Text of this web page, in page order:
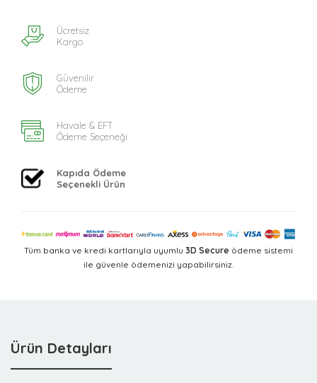
Ücretsiz
Kargo
Güvenilir
Ödeme
Havale & EFT
Ödeme Seçeneği
Kapıda Ödeme
Seçenekli Ürün
Tüm banka ve kredi kartlarıyla uyumlu 3D Secure ödeme sistemi
ile güvenle ödemenizi yapabilirsiniz.
Ürün Detayları